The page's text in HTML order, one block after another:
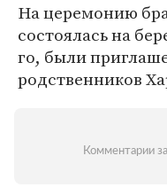
На церемонию
состоялась на
го, были
родственников
Комментарии